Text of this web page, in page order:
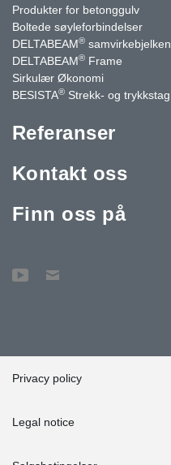
Produkter for betonggulv
Boltede søyleforbindelser
DELTABEAM® samvirkebjelken
DELTABEAM® Frame
Sirkulær Økonomi
BESISTA® Strekk- og trykkstag
Referanser
Kontakt oss
Finn oss på
Privacy policy
Legal notice